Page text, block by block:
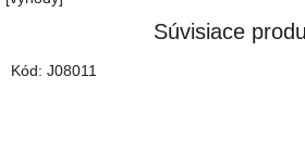
Súvisiace
Kód: J08011